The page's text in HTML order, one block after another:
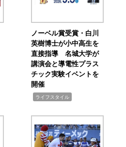
ノーベル賞受賞・白川
英樹博士が小中高生を
直接指導 名城大学が
講演会と導電性プラス
チック実験イベントを
開催
ライフスタイル